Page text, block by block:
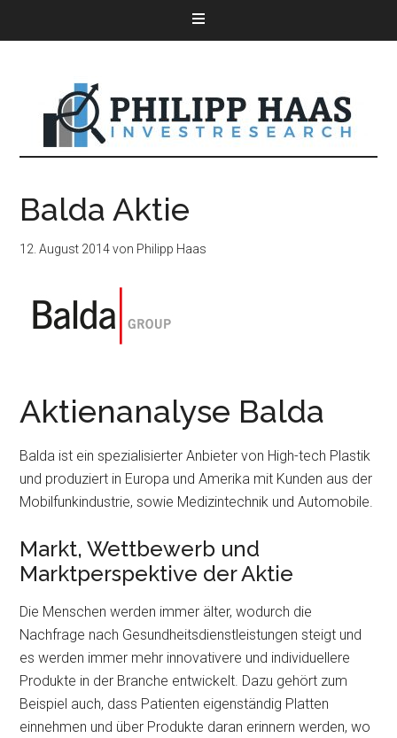
Balda Aktie
12. August 2014von Philipp Haas
Aktienanalyse Balda
Balda ist ein spezialisierter Anbieter von High-tech Plastik
und produziert in Europa und Amerika mit Kunden aus der
Mobilfunkindustrie, sowie Medizintechnik und Automobile.
Markt, Wettbewerb und
Marktperspektive der Aktie
Die Menschen werden immer älter, wodurch die
Nachfrage nach Gesundheitsdienstleistungen steigt und
es werden immer mehr innovativere und individuellere
Produkte in der Branche entwickelt. Dazu gehört zum
Beispiel auch, dass Patienten eigenständig Platten
einnehmen und über Produkte daran erinnern werden, wo